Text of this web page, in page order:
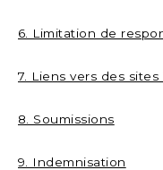
6. Limitation de
7. Liens vers des
8. Soumissions
9. Indemnisation